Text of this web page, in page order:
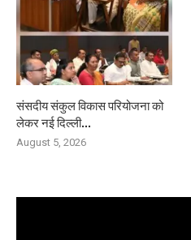
संसदीय संकुल विकास परियोजना को
लेकर नई दिल्ली...
August 5, 2026